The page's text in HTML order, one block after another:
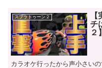
スプラトゥーン２
チ
２】
カラオケ行ったから声小さいの